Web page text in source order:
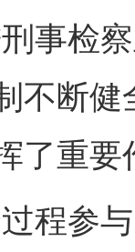
事检
不断
了重要
参与